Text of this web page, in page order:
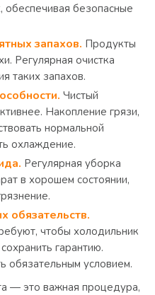
обеспечивая безопасные
запахов. Продукты
Регулярная очистка
таких запахов.
Чистый
Накопление грязи,
нормальной
охлаждение.
Регулярная уборка
в хорошем состоянии,
обязательств.
чтобы холодильник
гарантию.
обязательным условием.
— это важная процедура,